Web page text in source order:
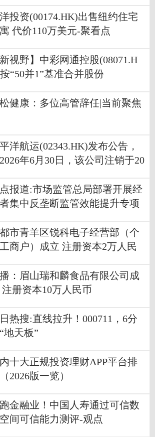
投资(00174.HK)出售纽约住宅
代价110万美元-聚看点
新视野】中彩网通控股(08071.H
“50并1”基准合并股份
健康：多位高管辞任|当前聚焦
洋航运(02343.HK)发布公告，
年6月30日，该公司注销于20
报道:市场监管总局部署开展经
集中反垄断监管效能提升专项
市青羊区锐科电子经营部（个
商户）成立 注册资本2万人民
：眉山瑞和麟食品有限公司成
注册资本10万人民币
热搜:直线拉升！000711，6分
地天板”
十大正规投资理财APP平台排
2026版一览）
金融业！中国人寿通过可信数
间可信能力测评-观点